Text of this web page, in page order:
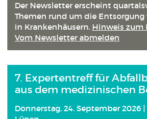
Der Newsletter erscheint
Themen rund um die Entsorgung
in Kranken­häusern. Hinweis zum
Vom Newsletter abmelden
7. Expertentreff für
aus dem medizinischen
Donnerstag, 24. September 2026